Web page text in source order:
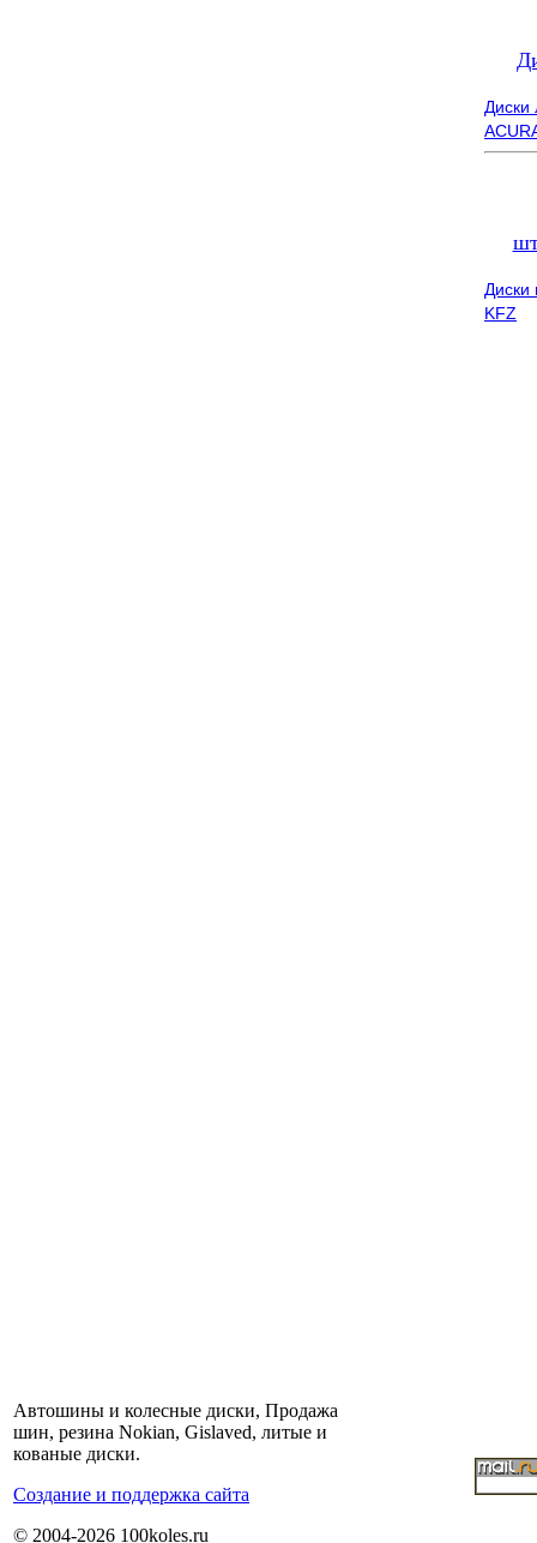
Диски
KFZ
Автошины и колесные диски, Продажа
шин, резина Nokian, Gislaved, литые и
кованые диски.
Cоздание и поддержка сайта
© 2004-2026 100koles.ru